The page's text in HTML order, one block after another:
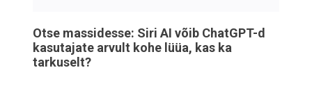
Otse massidesse: Siri AI võib ChatGPT-d
kasutajate arvult kohe lüüa, kas ka
tarkuselt?